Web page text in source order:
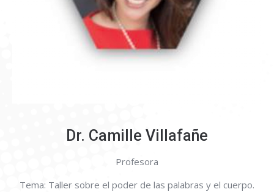
Dr. Camille Villafañe
Profesora
Tema: Taller sobre el poder de las palabras y el cuerpo.